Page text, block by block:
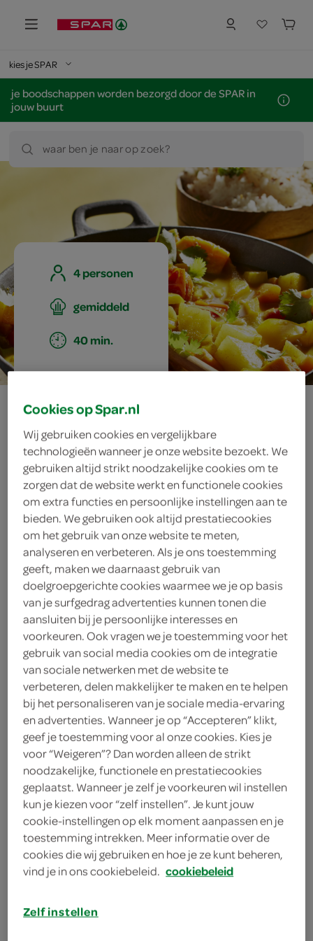
kies je SPAR
je boodschappen worden bezorgd door de SPAR in
jouw buurt
waar ben je naar op zoek?
4 personen
gemiddeld
40 min.
pikante
groentecurry met
specerijen en
ananas
ingrediënten
1 bos koriander
250 gram verse ananas
150 milliliter groentebouillon van 1
tablet
75 milliliter kokosroom
100 gram cherry-/kerstomaatjes
2 gele paprika's
200 gram zoete aardappels
1 winterwortel
1 eetlepel kerriepoeder
Cookies op Spar.nl
Wij gebruiken cookies en vergelijkbare
technologieën wanneer je onze website bezoekt. We
gebruiken altijd strikt noodzakelijke cookies om te
zorgen dat de website werkt en functionele cookies
om extra functies en persoonlijke instellingen aan te
bieden. We gebruiken ook altijd prestatiecookies
om het gebruik van onze website te meten,
analyseren en verbeteren. Als je ons toestemming
geeft, maken we daarnaast gebruik van
doelgroepgerichte cookies waarmee we je op basis
van je surfgedrag advertenties kunnen tonen die
aansluiten bij je persoonlijke interesses en
voorkeuren. Ook vragen we je toestemming voor het
gebruik van social media cookies om de integratie
van sociale netwerken met de website te
verbeteren, delen makkelijker te maken en te helpen
bij het personaliseren van je sociale media-ervaring
en advertenties. Wanneer je op “Accepteren” klikt,
geef je toestemming voor al onze cookies. Kies je
voor “Weigeren”? Dan worden alleen de strikt
noodzakelijke, functionele en prestatiecookies
geplaatst. Wanneer je zelf je voorkeuren wil instellen
kun je kiezen voor “zelf instellen”. Je kunt jouw
cookie-instellingen op elk moment aanpassen en je
toestemming intrekken. Meer informatie over de
cookies die wij gebruiken en hoe je ze kunt beheren,
vind je in ons cookiebeleid. cookiebeleid
Zelf instellen